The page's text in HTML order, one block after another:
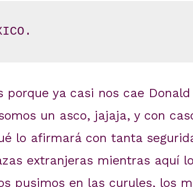
porque ya casi nos cae
un asco, jajaja, y con
lo afirmará con tanta
extranjeras mientras aquí
pusimos en las curules, los